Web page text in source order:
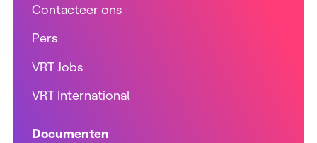
Contacteer ons
Pers
VRT Jobs
VRT International
Documenten